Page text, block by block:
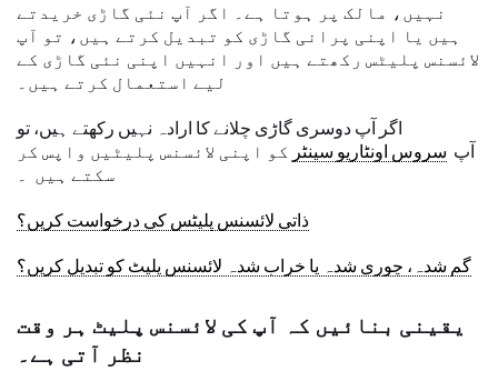
نہیں، مالک پر ہوتا ہے۔ اگر آپ نئی گاڑی خریدتے
ہیں یا اپنی پرانی گاڑی کو تبدیل کرتے ہیں، تو آپ
لائسنس پلیٹس رکھتے ہیں اور انہیں اپنی نئی گاڑی کے
لیے استعمال کرتے ہیں۔
اگر آپ دوسری گاڑی چلانے کا ارادہ نہیں رکھتے ہیں، تو
آپ سروس اونٹاریو سینٹر کو اپنی لائسنس پلیٹیں واپس کر
سکتے ہیں ۔
ذاتی لائسنس پلیٹس کی درخواست کریں؟
گم شدہ، چوری شدہ یا خراب شدہ لائسنس پلیٹ کو تبدیل کریں؟
یقینی بنائیں کہ آپ کی لائسنس پلیٹ ہر وقت
نظر آتی ہے۔